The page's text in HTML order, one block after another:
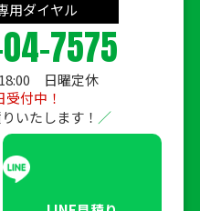
用ダイヤル
7575
日曜定休
付中！
いたします！